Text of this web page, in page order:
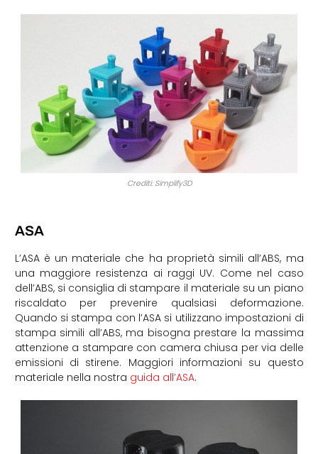
Crediti: Simplify3D
ASA
L’ASA è un materiale che ha proprietà simili all’ABS, ma
una maggiore resistenza ai raggi UV. Come nel caso
dell’ABS, si consiglia di stampare il materiale su un piano
riscaldato per prevenire qualsiasi deformazione.
Quando si stampa con l’ASA si utilizzano impostazioni di
stampa simili all’ABS, ma bisogna prestare la massima
attenzione a stampare con camera chiusa per via delle
emissioni di stirene. Maggiori informazioni su questo
materiale nella nostra guida all’ASA.